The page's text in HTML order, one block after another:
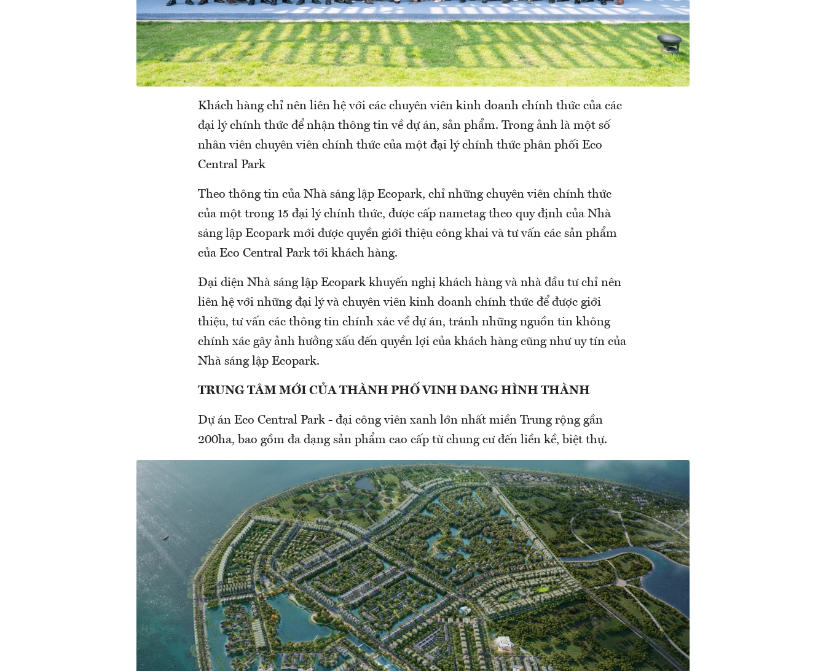
Khách hàng chỉ nên liên hệ với các chuyên viên kinh doanh chính thức của các
đại lý chính thức để nhận thông tin về dự án, sản phẩm. Trong ảnh là một số
nhân viên chuyên viên chính thức của một đại lý chính thức phân phối Eco
Central Park
Theo thông tin của Nhà sáng lập Ecopark, chỉ những chuyên viên chính thức
của một trong 15 đại lý chính thức, được cấp nametag theo quy định của Nhà
sáng lập Ecopark mới được quyền giới thiệu công khai và tư vấn các sản phẩm
của Eco Central Park tới khách hàng.
Đại diện Nhà sáng lập Ecopark khuyến nghị khách hàng và nhà đầu tư chỉ nên
liên hệ với những đại lý và chuyên viên kinh doanh chính thức để được giới
thiệu, tư vấn các thông tin chính xác về dự án, tránh những nguồn tin không
chính xác gây ảnh hưởng xấu đến quyền lợi của khách hàng cũng như uy tín của
Nhà sáng lập Ecopark.
TRUNG TÂM MỚI CỦA THÀNH PHỐ VINH ĐANG HÌNH THÀNH
Dự án Eco Central Park - đại công viên xanh lớn nhất miền Trung rộng gần
200ha, bao gồm đa dạng sản phẩm cao cấp từ chung cư đến liền kề, biệt thự.